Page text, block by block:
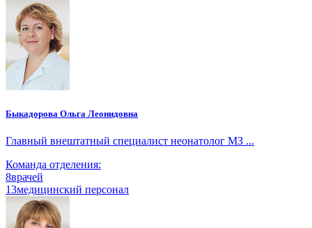
Быкадорова Ольга Леонидовна
Главный внештатный специалист неонатолог МЗ ...
Команда отделения:
8врачей
13медицинский персонал